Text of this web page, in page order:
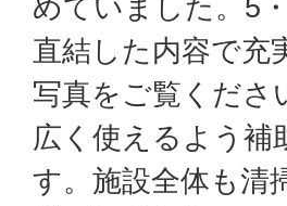
めていました。5
直結した内容で充
写真をご覧くださ
広く使えるよう補
す。施設全体も清